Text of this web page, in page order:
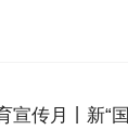
宣传月丨新“